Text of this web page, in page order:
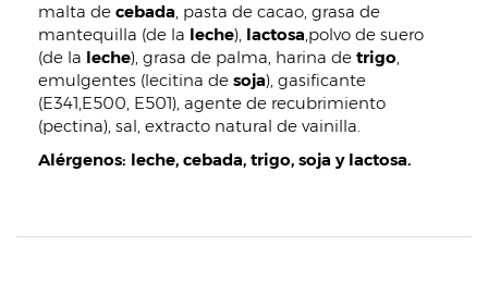
malta de cebada, pasta de cacao, grasa de
mantequilla (de la leche), lactosa,polvo de suero
(de la leche), grasa de palma, harina de trigo,
emulgentes (lecitina de soja), gasificante
(E341,E500, E501), agente de recubrimiento
(pectina), sal, extracto natural de vainilla.
Alérgenos: leche, cebada, trigo, soja y lactosa.